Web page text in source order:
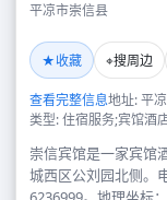
平凉市崇信县
★收藏 ⌖搜周边
查看完整信息地址: 平
类型: 住宿服务;宾馆酒
崇信宾馆是一家宾馆
城西区公刘园北侧。